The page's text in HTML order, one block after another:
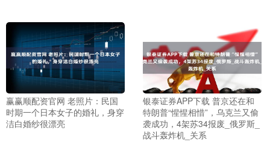
赢赢顺配资官网 老照片：民国
时期一个日本女子的婚礼，身穿
洁白婚纱很漂亮
银泰证券APP下载 普京还在和
特朗普“惺惺相惜”，乌克兰又偷
袭成功，4架苏34报废_俄罗斯_
战斗轰炸机_关系